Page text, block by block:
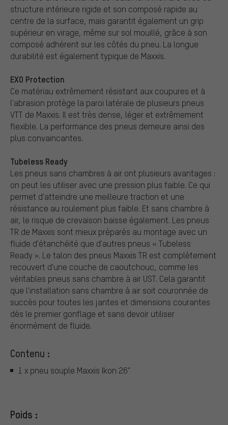
structure intérieure rigide et son composé rapide au
centre de la surface, mais garantit également un grip
supérieur en virage, même sur sol mouillé, grâce à son
composé adhérent sur les côtés du pneu. La longue
durabilité est également typique de Maxxis.
EXO Protection
Ce matériau extrêmement résistant aux coupures et à
l'abrasion protège la paroi latérale de plusieurs pneus
VTT de Maxxis. Il est très dense, léger et extrêmement
flexible. La performance des pneus demeure ainsi des
plus convaincantes.
Tubeless Ready
Les pneus sans chambres à air ont plusieurs avantages :
on peut les utiliser avec une pression plus faible. Ce qui
permet d'atteindre une meilleure traction et une
résistance au roulement plus faible. Et sans chambre à
air, le risque de crevaison baisse également. Les pneus
TR de Maxxis sont mieux préparés au montage avec un
fluide d'étanchéité que d'autres pneus « Tubeless
Ready ». Le talon des pneus Maxxis TR est complètement
recouvert d'une couche de caoutchouc, comme les
véritables pneus sans chambre à air UST. Cela garantit
que l'installation sans chambre à air soit couronnée de
succès pour toutes les jantes et dimensions courantes
dès le premier gonflage et sans devoir utiliser
énormément de fluide.
Contenu :
1 x pneu souple Maxxis Ikon 26"
Poids :